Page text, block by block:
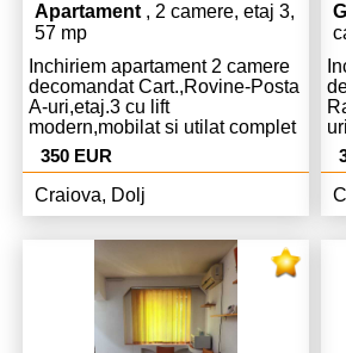
Apartament , 2 camere, etaj 3,
57 mp
Inchiriem apartament 2 camere
decomandat Cart.,Rovine-Posta
A-uri,etaj.3 cu lift
modern,mobilat si utilat complet
Euro chiria si 350 Euro garantie.
350 EUR
Craiova, Dolj